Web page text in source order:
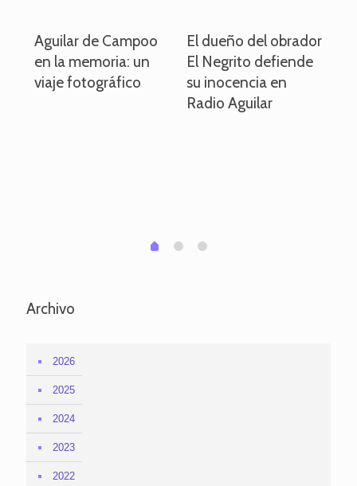
Aguilar de Campoo
en la memoria: un
viaje fotográfico
El dueño del obrador
El Negrito defiende
su inocencia en
Radio Aguilar
0 1 2
Archivo
2026
2025
2024
2023
2022